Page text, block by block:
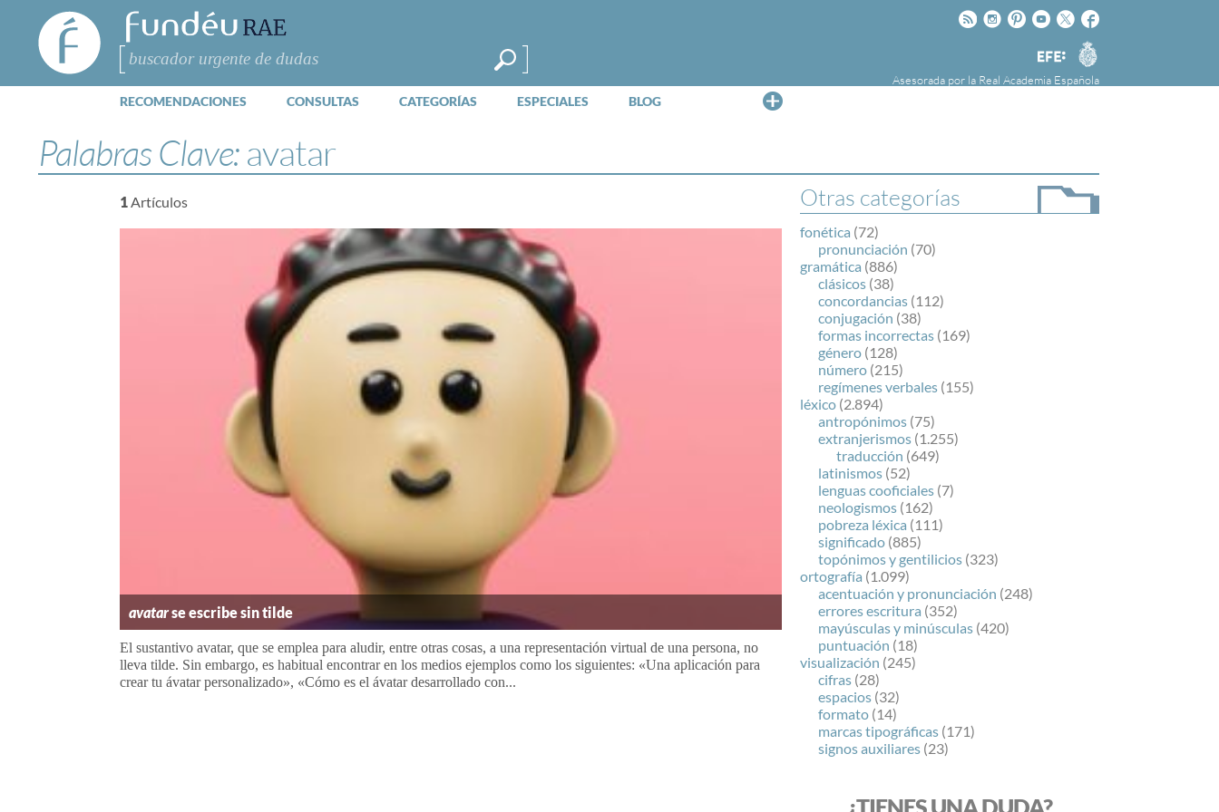
FundéuRAE
- Fundación
del Español
Urgente
Buscar
Facebook
Twitter
Youtube
Pinteres
Instagram
Rss
Agencia
EFE
Asesorada por la Real Academia Española
RECOMENDACIONES CONSULTAS CATEGORÍAS ESPECIALES BLOG
la Agencia Efe y la Real Academia Española,
cuyo objetivo es colaborar con el buen uso del
español en los medios de comunicación y en
Internet.
Palabras Clave:avatar
Otras categorías
fonética (72)
pronunciación (70)
gramática (886)
clásicos (38)
concordancias (112)
conjugación (38)
formas incorrectas (169)
género (128)
número (215)
regímenes verbales (155)
léxico (2.894)
antropónimos (75)
extranjerismos (1.255)
traducción (649)
latinismos (52)
lenguas cooficiales (7)
neologismos (162)
pobreza léxica (111)
significado (885)
topónimos y gentilicios (323)
ortografía (1.099)
acentuación y pronunciación (248)
errores escritura (352)
mayúsculas y minúsculas (420)
puntuación (18)
visualización (245)
cifras (28)
espacios (32)
formato (14)
marcas tipográficas (171)
signos auxiliares (23)
1Artículos
avatarse escribe sin tilde
El sustantivo avatar, que se emplea para aludir, entre otras cosas, a una representación virtual de una persona, no
lleva tilde. Sin embargo, es habitual encontrar en los medios ejemplos como los siguientes: «Una aplicación para
crear tu ávatar personalizado», «Cómo es el ávatar desarrollado con...
¿TIENES UNA DUDA?